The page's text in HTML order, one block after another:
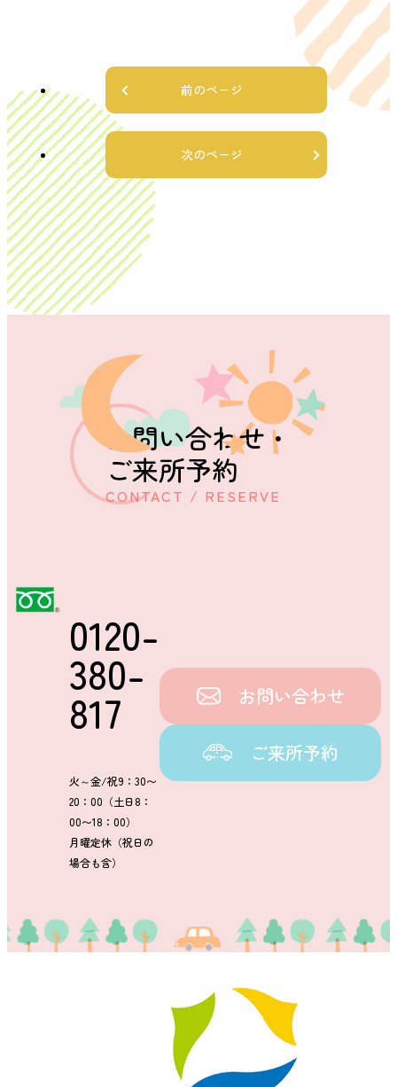
前のページ
次のページ
お問い合わせ・
ご来所予約
CONTACT / RESERVE
0120-
380-
817
火～金/祝9：30〜
20：00（土日8：
00〜18：00）
月曜定休（祝日の
場合も含）
お問い合わせ
ご来所予約